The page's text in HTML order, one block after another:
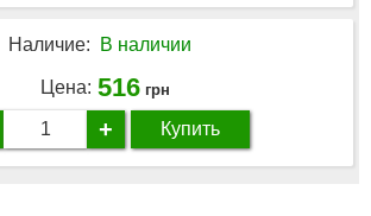
Наличие: В наличии
Цена: 516 грн
+ Купить